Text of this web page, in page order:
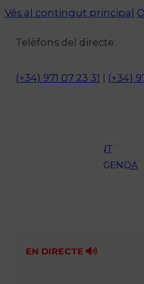
Vés al contingut principal
Telèfons del directe:
(+34) 971 07 23 31 (+34)
OCI
AMBIENT
AGENDA
Fes-te'n soci!
EN DIRECTE